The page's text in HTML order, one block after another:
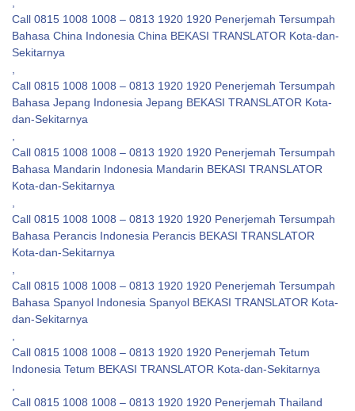
Call 0815 1008 1008 – 0813 1920 1920 Penerjemah Tersumpah
Bahasa China Indonesia China BEKASI TRANSLATOR Kota-dan-
Sekitarnya
Call 0815 1008 1008 – 0813 1920 1920 Penerjemah Tersumpah
Bahasa Jepang Indonesia Jepang BEKASI TRANSLATOR Kota-
dan-Sekitarnya
Call 0815 1008 1008 – 0813 1920 1920 Penerjemah Tersumpah
Bahasa Mandarin Indonesia Mandarin BEKASI TRANSLATOR
Kota-dan-Sekitarnya
Call 0815 1008 1008 – 0813 1920 1920 Penerjemah Tersumpah
Bahasa Perancis Indonesia Perancis BEKASI TRANSLATOR
Kota-dan-Sekitarnya
Call 0815 1008 1008 – 0813 1920 1920 Penerjemah Tersumpah
Bahasa Spanyol Indonesia Spanyol BEKASI TRANSLATOR Kota-
dan-Sekitarnya
Call 0815 1008 1008 – 0813 1920 1920 Penerjemah Tetum
Indonesia Tetum BEKASI TRANSLATOR Kota-dan-Sekitarnya
Call 0815 1008 1008 – 0813 1920 1920 Penerjemah Thailand